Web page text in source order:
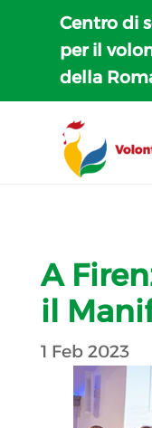
Centro di
per il
della
A
il
1 Feb 2023